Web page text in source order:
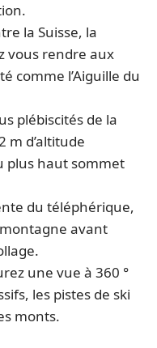
la Suisse, la
vous rendre aux
comme l’Aiguille du
plébiscités de la
m d’altitude
plus haut sommet
du téléphérique,
avant
une vue à 360 °
les pistes de ski
monts.